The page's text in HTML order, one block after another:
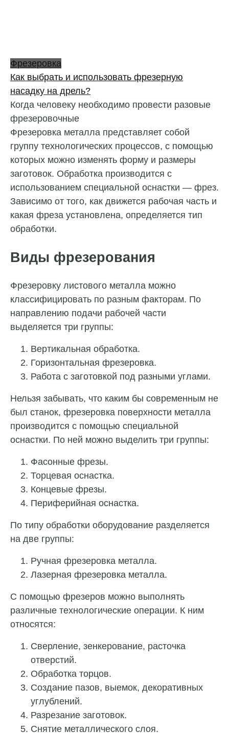
Фрезеровка
Как выбрать и использовать фрезерную
насадку на дрель?
Когда человеку необходимо провести разовые
фрезеровочные
Фрезеровка металла представляет собой
группу технологических процессов, с помощью
которых можно изменять форму и размеры
заготовок. Обработка производится с
использованием специальной оснастки — фрез.
Зависимо от того, как движется рабочая часть и
какая фреза установлена, определяется тип
обработки.
Виды фрезерования
Фрезеровку листового металла можно
классифицировать по разным факторам. По
направлению подачи рабочей части
выделяется три группы:
Вертикальная обработка.
Горизонтальная фрезеровка.
Работа с заготовкой под разными углами.
Нельзя забывать, что каким бы современным не
был станок, фрезеровка поверхности металла
производится с помощью специальной
оснастки. По ней можно выделить три группы:
Фасонные фрезы.
Торцевая оснастка.
Концевые фрезы.
Периферийная оснастка.
По типу обработки оборудование разделяется
на две группы:
Ручная фрезеровка металла.
Лазерная фрезеровка металла.
С помощью фрезеров можно выполнять
различные технологические операции. К ним
относятся:
Сверление, зенкерование, расточка
отверстий.
Обработка торцов.
Создание пазов, выемок, декоративных
углублений.
Разрезание заготовок.
Снятие металлического слоя.